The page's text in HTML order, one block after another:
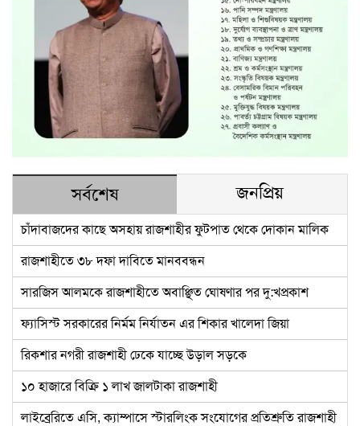
সর্বশেষ জনপ্রিয়
চাঁদাবাজদের কাছে অসহায় রাজশাহীর ফুটপাত থেকে দোকান মালিক
রাজশাহীতে ৩৮ দফা দাবিতে মানববন্ধন
সারজিস আলমকে রাজশাহীতে অবাঞ্ছিত ঘোষণার পর দু:খপ্রকাশ
ফ্যাসিস্ট সরকারের নির্মম নির্যাতন এর শিকার খালেদা জিয়া
রিকশার নগরী রাজশাহী ঢেকে যাচ্ছে উড়াল সড়কে
১০ হাজারে বিক্রি ১ লাখ জালটাকা রাজশাহী
লাইব্রেরিতে এসি, ক্যাম্পাসে স্টারলিংক সংযোগের প্রতিশ্রুতি রাজশাহী